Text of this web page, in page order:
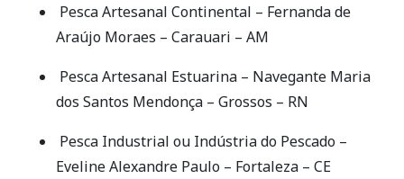
Pesca Artesanal Continental – Fernanda de
Araújo Moraes – Carauari – AM
Pesca Artesanal Estuarina – Navegante Maria
dos Santos Mendonça – Grossos – RN
Pesca Industrial ou Indústria do Pescado –
Eveline Alexandre Paulo – Fortaleza – CE